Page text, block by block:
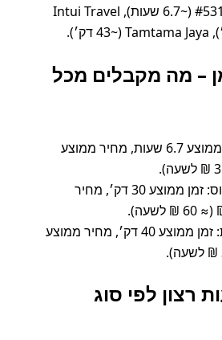
מפעיל #53150 (~6.7 שעות), Intui Travel
– מה מקבלים מכל
אוטובוס: זמן ממוצע 6.7 שעות, מחיר ממוצע
מונית / מיניבוס: זמן ממוצע 30 דק׳, מחיר
הסעה פרטית: זמן ממוצע 40 דק׳, מחיר ממוצע
רצון לפי סוג